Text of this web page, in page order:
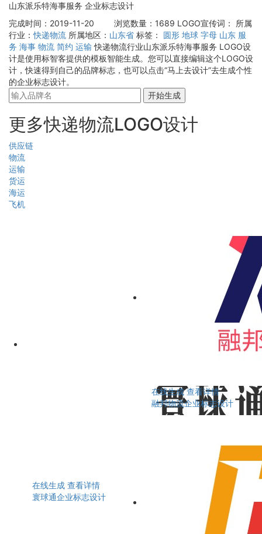
山东派乐特海事服务 企业标志设计
完成时间：2019-11-20
浏览数量：1689 LOGO宣传词：
所属
行业：快递物流 所属地区： 山东省 标签： 圆形 地球 字母 山东 服
务 海事 物流 简约 运输 快递物流行业山东派乐特海事服务 LOGO设
计是使用标智客提供的模板智能生成。您可以直接编辑这个LOGO设
计，快速得到自己的品牌标志，也可以点击“马上去设计”去生成个性
的企业标志设计。
开始生成
更多快递物流LOGO设计
供应链
物流
运输
货运
海运
飞机
在线生成 查看详情
寰球通企业标志设计
在线生成 查看详情
融邦物流企业标志设计